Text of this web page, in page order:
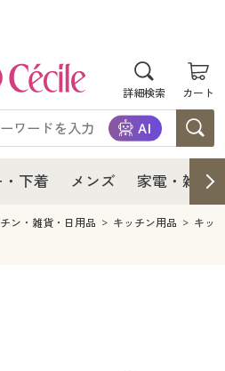
詳細検索 カート
下着 メンズ 家電・雑貨
ン・雑貨・日用品 キッチン用品 キッ